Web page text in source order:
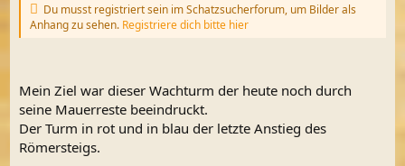
Du musst registriert sein im Schatzsucherforum, um Bilder als
Anhang zu sehen. Registriere dich bitte hier
Mein Ziel war dieser Wachturm der heute noch durch
seine Mauerreste beeindruckt.
Der Turm in rot und in blau der letzte Anstieg des
Römersteigs.